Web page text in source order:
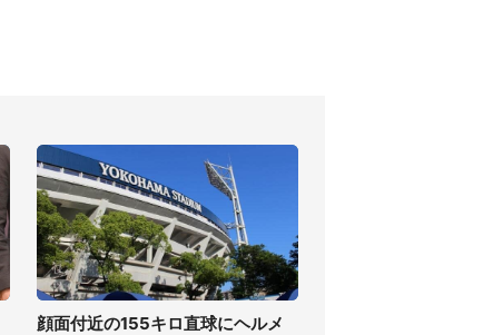
顔面付近の155キロ直球にヘルメ